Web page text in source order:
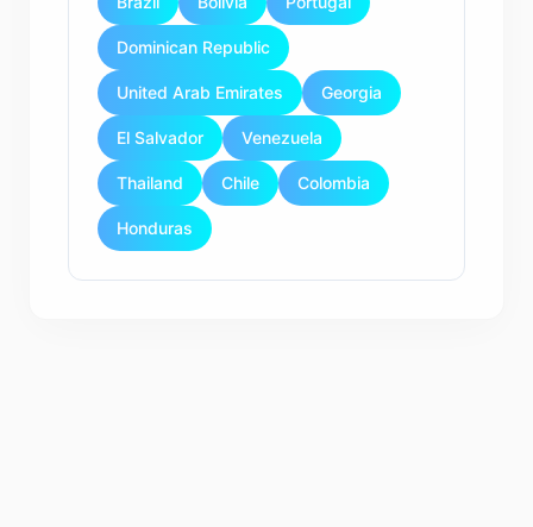
Dominican Republic
United Arab Emirates Georgia
El Salvador Venezuela
Thailand Chile Colombia
Honduras